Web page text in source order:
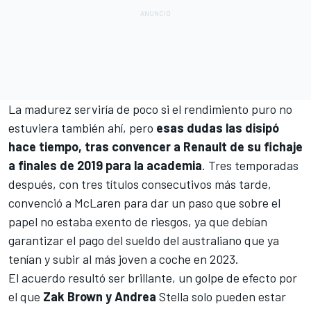
La madurez serviría de poco si el rendimiento puro no
estuviera también ahí, pero esas dudas las disipó
hace tiempo, tras convencer a Renault de su fichaje
a finales de 2019 para la academia. Tres temporadas
después, con tres títulos consecutivos más tarde,
convenció a McLaren para dar un paso que sobre el
papel no estaba exento de riesgos, ya que debían
garantizar el pago del sueldo del australiano que ya
tenían y subir al más joven a coche en 2023.
El acuerdo resultó ser brillante, un golpe de efecto por
el que Zak Brown y Andrea Stella solo pueden estar